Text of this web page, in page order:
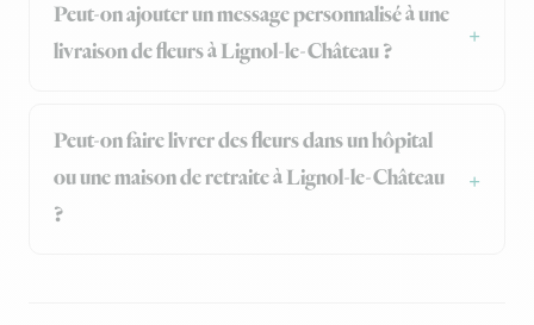
Peut-on ajouter un message personnalisé à une
livraison de fleurs à Lignol-le-Château ?
Peut-on faire livrer des fleurs dans un hôpital
ou une maison de retraite à Lignol-le-Château
?